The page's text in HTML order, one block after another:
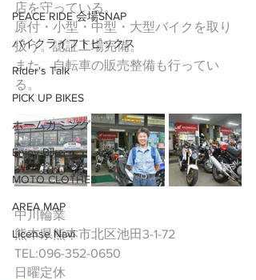
PEACE RIDE 会場SNAP
バイクライフトピックス
Rider's Talk
PICK UP BIKES
ホームカミング
Enjoy Bike
MOTO CLOTHES
AREA MAP
License Navi
店を守っている。
原付・小型・中型・大型バイクを取り
扱う。認証工場完備。
また、自転車の販売整備も行ってい
る。
中川輪業
熊本県熊本市北区池田3-1-72
TEL:096-352-0650
日曜定休